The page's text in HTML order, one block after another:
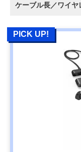
ケーブル長／ワイヤ
PICK UP!